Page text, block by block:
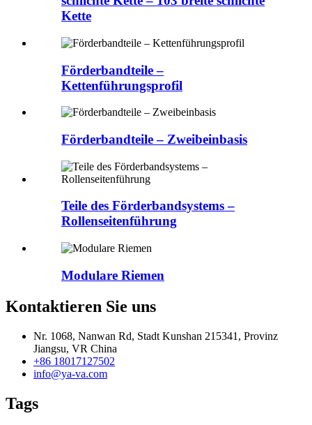
Kette
Förderbandteile –
Kettenführungsprofil
Förderbandteile – Zweibeinbasis
Teile des Förderbandsystems –
Rollenseitenführung
Modulare Riemen
Kontaktieren Sie uns
Nr. 1068, Nanwan Rd, Stadt Kunshan 215341, Provinz
Jiangsu, VR China
+86 18017127502
info@ya-va.com
Tags